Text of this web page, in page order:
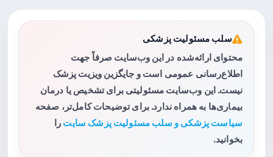
سلب مسئولیت پزشکی
محتوای ارائه‌شده در این وب‌سایت صرفاً جهت
اطلاع‌رسانی عمومی است و جایگزین ویزیت پزشک
نیست. این وب‌سایت مسئولیتی برای تشخیص یا درمان
بیماری‌ها به همراه ندارد. برای توضیحات کامل‌تر، صفحه
سیاست پزشکی و سلب مسئولیت پزشک سایت را
بخوانید.